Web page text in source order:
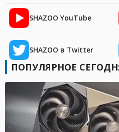
SHAZOO YouTube
SHAZOO в Twitter
ПОПУЛЯРНОЕ